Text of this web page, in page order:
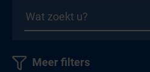
Meer filters